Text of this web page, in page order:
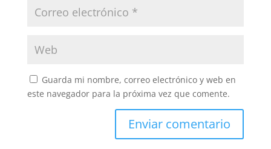
Guarda mi nombre, correo electrónico y web en
este navegador para la próxima vez que comente.